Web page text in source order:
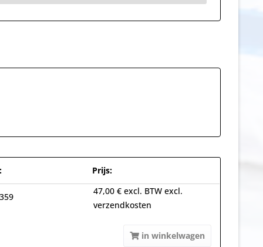
Prijs:
47,00 € excl. BTW excl.
verzendkosten
in winkelwagen